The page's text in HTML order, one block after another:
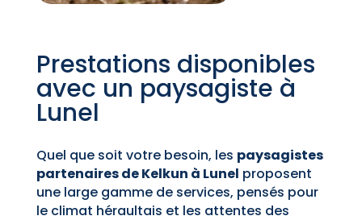
Prestations disponibles
avec un paysagiste à
Lunel
Quel que soit votre besoin, les paysagistes
partenaires de Kelkun à Lunel proposent
une large gamme de services, pensés pour
le climat héraultais et les attentes des